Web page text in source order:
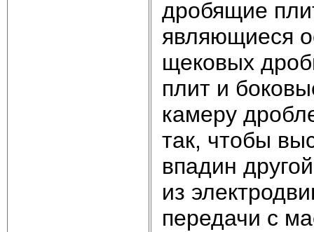
дробящие
являющиеся
щековых
плит и
камеру
так, чтобы
впадин
из
передачи с